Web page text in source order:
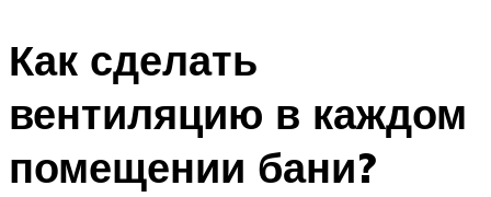
Как сделать
вентиляцию в каждом
помещении бани?